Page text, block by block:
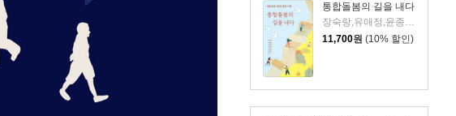
통합돌봄의 길을 내다
장숙랑,유애정,윤종성,이재철,박영근,한진희 저
11,700원 (10% 할인)